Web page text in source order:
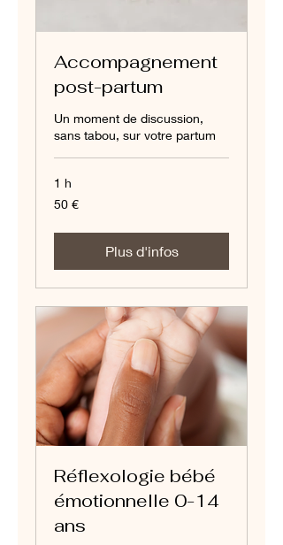
Accompagnement
post-partum
Un moment de discussion,
sans tabou, sur votre partum
1 h
50
euros
50 €
Plus d'infos
Réflexologie bébé
émotionnelle 0-14
ans